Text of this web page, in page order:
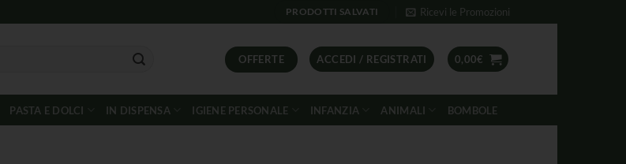
PRODOTTI SALVATI Ricevi le Promozioni
OFFERTE ACCEDI / REGISTRATI 0,00€
PASTA E DOLCI IN DISPENSA IGIENE PERSONALE INFANZIA ANIMALI BOMBOLE